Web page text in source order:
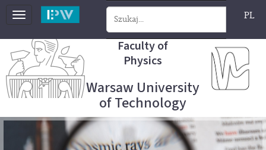
Toggle
PL
Faculty of
Physics
Warsaw University
of Technology